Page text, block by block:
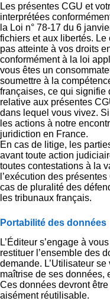
Les présentes CGU et
interprétées
la Loi n° 78-17 du 6
fichiers et aux libertés.
pas atteinte à vos droits
conformément à la loi
vous êtes un
soumettre à la
françaises, ce qui signifie
relative aux présentes
dans lequel vous vivez.
les actions à notre
juridiction en France.
En cas de litige, les
avant toute action
toutes contestations à la
l’exécution des
cas de pluralité des
les tribunaux français.
Portabilité des données
L’Éditeur s’engage à
restituer l’ensemble des
demande. L’Utilisateur
maîtrise de ses données,
Ces données devront
aisément réutilisable.